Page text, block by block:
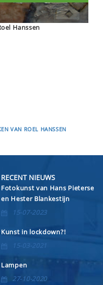
Roel Hanssen
VAN ROEL HANSSEN
RECENT NIEUWS
Fotokunst van Hans Pieterse
en Hester Blankestijn
15-07-2023
Kunst in lockdown?!
15-03-2021
Lampen
27-10-2020